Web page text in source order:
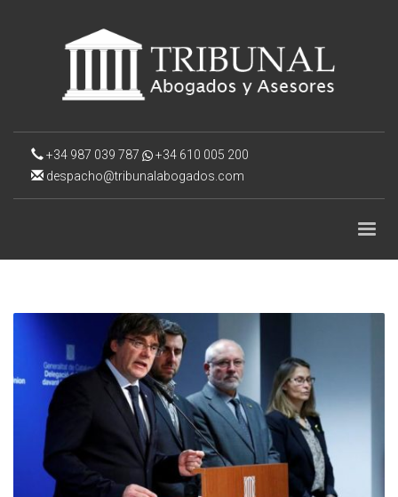
+34 987 039 787
+34 610 005 200
despacho@tribunalabogados.com